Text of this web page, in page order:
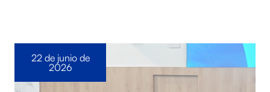
22 de junio de
2026